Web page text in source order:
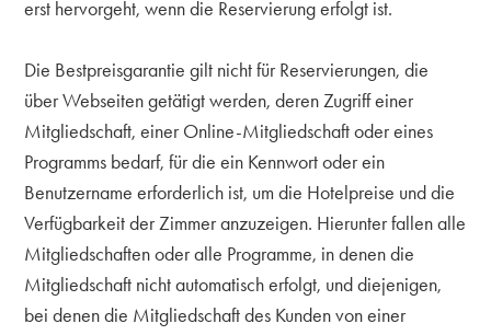
erst hervorgeht, wenn die Reservierung erfolgt ist.
Die Bestpreisgarantie gilt nicht für Reservierungen, die
über Webseiten getätigt werden, deren Zugriff einer
Mitgliedschaft, einer Online-Mitgliedschaft oder eines
Programms bedarf, für die ein Kennwort oder ein
Benutzername erforderlich ist, um die Hotelpreise und die
Verfügbarkeit der Zimmer anzuzeigen. Hierunter fallen alle
Mitgliedschaften oder alle Programme, in denen die
Mitgliedschaft nicht automatisch erfolgt, und diejenigen,
bei denen die Mitgliedschaft des Kunden von einer